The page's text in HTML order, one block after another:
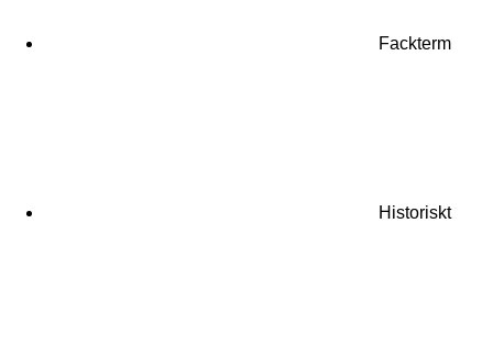
Fackterm
Historiskt